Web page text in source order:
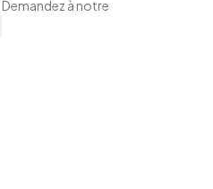
Demandez à notre